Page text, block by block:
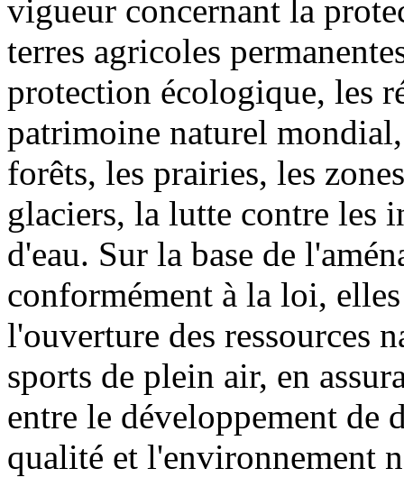
vigueur concernant la
terres agricoles
protection écologique, les
patrimoine naturel
forêts, les prairies, les
glaciers, la lutte contre les
d'eau. Sur la base de
conformément à la loi,
l'ouverture des ressources
sports de plein air, en
entre le développement de
qualité et l'environnement